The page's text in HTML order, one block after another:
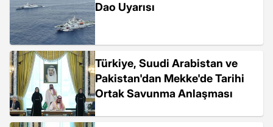
Dao Uyarısı
Türkiye, Suudi Arabistan ve
Pakistan'dan Mekke'de Tarihi
Ortak Savunma Anlaşması